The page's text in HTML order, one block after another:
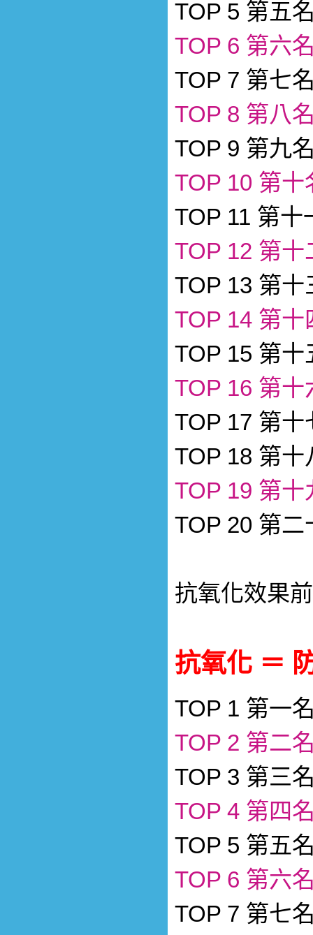
TOP 5 第五
TOP 6 第六
TOP 7 第七
TOP 8 第八
TOP 9 第九
TOP 10 第十
TOP 11 第十
TOP 12 第
TOP 13 第
TOP 14 第
TOP 15 第
TOP 16 第
TOP 17 第
TOP 18 第十
TOP 19 第
TOP 20 第
抗氧化效果
抗氧化 ＝
TOP 1 第一
TOP 2 第二
TOP 3 第三
TOP 4 第四
TOP 5 第五
TOP 6 第六
TOP 7 第七